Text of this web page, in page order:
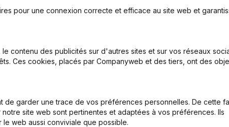
pour une connexion correcte et efficace au site web et
contenu des publicités sur d'autres sites et sur vos réseaux
Ces cookies, placés par Companyweb et des tiers, ont des
garder une trace de vos préférences personnelles. De cette
site web sont pertinentes et adaptées à vos préférences. Ils
web aussi conviviale que possible.
Produit